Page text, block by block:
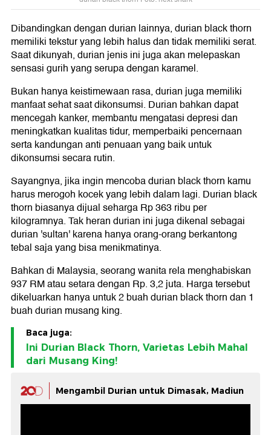
Dibandingkan dengan durian lainnya, durian black thorn
memiliki tekstur yang lebih halus dan tidak memiliki serat.
Saat dikunyah, durian jenis ini juga akan melepaskan
sensasi gurih yang serupa dengan karamel.
Bukan hanya keistimewaan rasa, durian juga memiliki
manfaat sehat saat dikonsumsi. Durian bahkan dapat
mencegah kanker, membantu mengatasi depresi dan
meningkatkan kualitas tidur, memperbaiki pencernaan
serta kandungan anti penuaan yang baik untuk
dikonsumsi secara rutin.
Sayangnya, jika ingin mencoba durian black thorn kamu
harus merogoh kocek yang lebih dalam lagi. Durian black
thorn biasanya dijual seharga Rp 363 ribu per
kilogramnya. Tak heran durian ini juga dikenal sebagai
durian 'sultan' karena hanya orang-orang berkantong
tebal saja yang bisa menikmatinya.
Bahkan di Malaysia, seorang wanita rela menghabiskan
937 RM atau setara dengan Rp. 3,2 juta. Harga tersebut
dikeluarkan hanya untuk 2 buah durian black thorn dan 1
buah durian musang king.
Baca juga:
Ini Durian Black Thorn, Varietas Lebih Mahal
dari Musang King!
Mengambil Durian untuk Dimasak, Madiun